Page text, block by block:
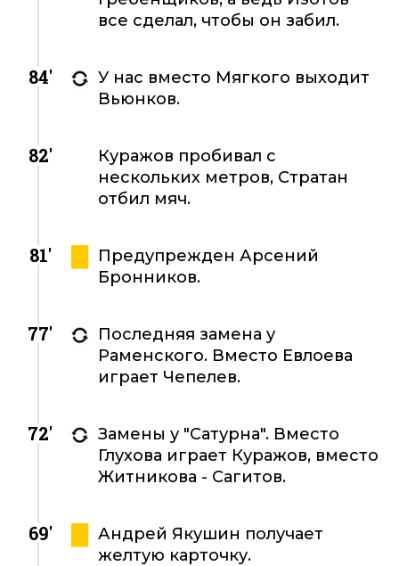
все сделал, чтобы он забил.
84'
У нас вместо Мягкого выходит
Вьюнков.
82'
Куражов пробивал с
нескольких метров, Стратан
отбил мяч.
81'
Предупрежден Арсений
Бронников.
77'
Последняя замена у
Раменского. Вместо Евлоева
играет Чепелев.
72'
Замены у "Сатурна". Вместо
Глухова играет Куражов, вместо
Житникова - Сагитов.
69'
Андрей Якушин получает
желтую карточку.